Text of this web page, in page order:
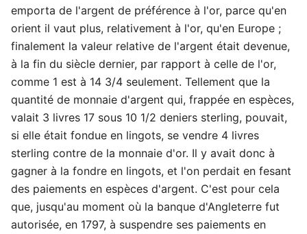
emporta de l'argent de préférence à l'or, parce qu'en
orient il vaut plus, relativement à l'or, qu'en Europe ;
finalement la valeur relative de l'argent était devenue,
à la fin du siècle dernier, par rapport à celle de l'or,
comme 1 est à 14 3/4 seulement. Tellement que la
quantité de monnaie d'argent qui, frappée en espèces,
valait 3 livres 17 sous 10 1/2 deniers sterling, pouvait,
si elle était fondue en lingots, se vendre 4 livres
sterling contre de la monnaie d'or. Il y avait donc à
gagner à la fondre en lingots, et l'on perdait en fesant
des paiements en espèces d'argent. C'est pour cela
que, jusqu'au moment où la banque d'Angleterre fut
autorisée, en 1797, à suspendre ses paiements en